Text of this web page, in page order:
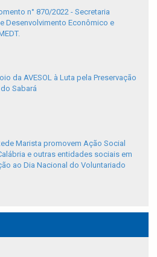
n° 870/2022 - Secretaria
Desenvolvimento Econômico e
da AVESOL à Luta pela Preservação
Sabará
Marista promovem Ação Social
e outras entidades sociais em
ao Dia Nacional do Voluntariado